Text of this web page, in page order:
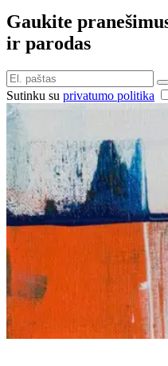
Gaukite
ir parodas
Sutinku su privatumo politika